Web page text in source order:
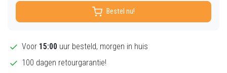
Bestel nu!
Voor 15:00 uur besteld, morgen in huis
100 dagen retourgarantie!